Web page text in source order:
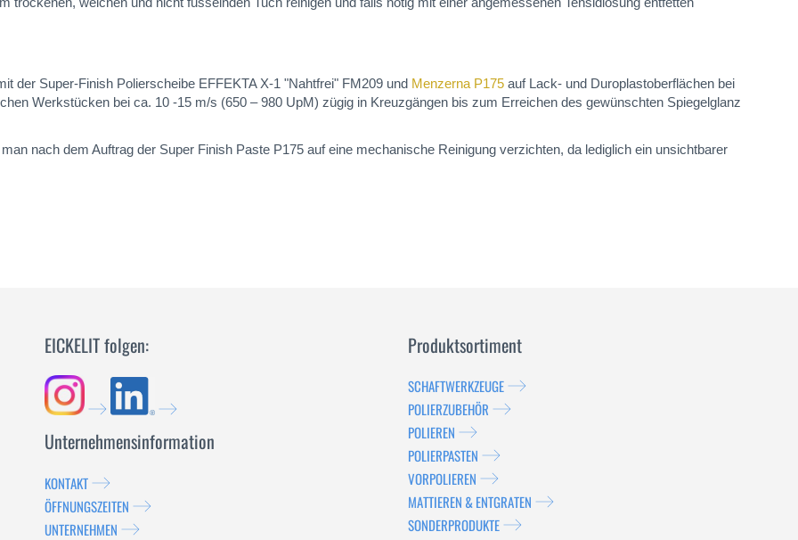
der Super-Finish Polierscheibe EFFEKTA X-1 "Nahtfrei" FM209 und Menzerna P175 auf Lack- und Duroplastoberflächen bei
Werkstücken bei ca. 10 -15 m/s (650 – 980 UpM) zügig in Kreuzgängen bis zum Erreichen des gewünschten Spiegelglanz
nach dem Auftrag der Super Finish Paste P175 auf eine mechanische Reinigung verzichten, da lediglich ein unsichtbarer
EICKELIT folgen:
Unternehmensinformation
KONTAKT
ÖFFNUNGSZEITEN
UNTERNEHMEN
Produktsortiment
SCHAFTWERKZEUGE
POLIERZUBEHÖR
POLIEREN
POLIERPASTEN
VORPOLIEREN
MATTIEREN & ENTGRATEN
SONDERPRODUKTE